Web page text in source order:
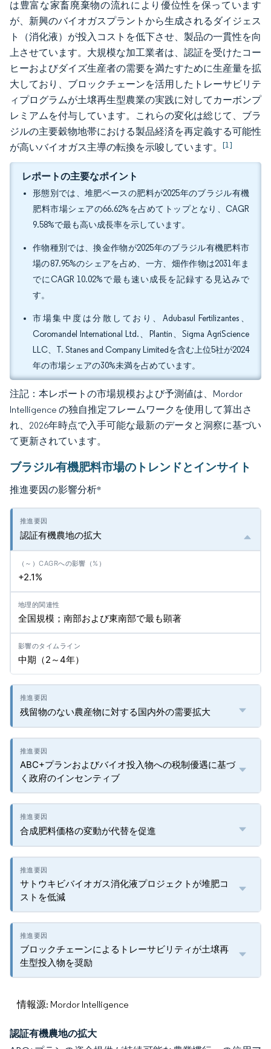
は豊富な家畜廃棄物の流れにより優位性を保っています
が、新興のバイオガスプラントから生成されるダイジェス
ト（消化液）が投入コストを低下させ、製品の一貫性を向
上させています。大規模な加工業者は、認証を受けたコー
ヒーおよびダイズ生産者の需要を満たすために生産量を拡
大しており、ブロックチェーンを活用したトレーサビリテ
ィプログラムが土壌再生型農業の実践に対してカーボンプ
レミアムを付与しています。これらの変化は総じて、ブラ
ジルの主要穀物地帯における製品経済を再定義する可能性
が高いバイオガス主導の転換を示唆しています。 [1]
レポートの主要なポイント
形態別では、堆肥ベースの肥料が2025年のブラジル有機
肥料市場シェアの66.62%を占めてトップとなり、CAGR
9.58%で最も高い成長率を示しています。
作物種別では、換金作物が2025年のブラジル有機肥料市
場の87.95%のシェアを占め、一方、畑作作物は2031年ま
でにCAGR 10.02%で最も速い成長を記録する見込みで
す。
市場集中度は分散しており、Adubasul Fertilizantes、
Coromandel International Ltd.、Plantin、Sigma AgriScience
LLC、T. Stanes and Company Limitedを含む上位5社が2024
年の市場シェアの30%未満を占めています。
注記：本レポートの市場規模および予測値は、Mordor
Intelligence の独自推定フレームワークを使用して算出さ
れ、2026年時点で入手可能な最新のデータと洞察に基づい
て更新されています。
ブラジル有機肥料市場のトレンドとインサイト
推進要因の影響分析*
認証有機農地の拡大
+2.1%
全国規模；南部および東南部で最も顕著
中期（2～4年）
残留物のない農産物に対する国内外の需要拡大
ABC+プランおよびバイオ投入物への税制優遇に基づ
く政府のインセンティブ
合成肥料価格の変動が代替を促進
サトウキビバイオガス消化液プロジェクトが堆肥コ
ストを低減
ブロックチェーンによるトレーサビリティが土壌再
生型投入物を奨励
情報源: Mordor Intelligence
認証有機農地の拡大